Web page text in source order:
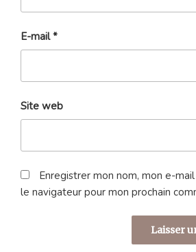
E-mail*
Site web
Enregistrer mon nom, mon e-
le navigateur pour mon prochain